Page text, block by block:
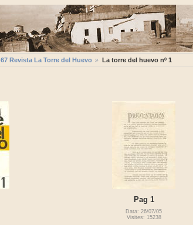
67 Revista La Torre del Huevo La torre del huevo nº 1
Pag 1
Data: 26/07/05
Visites: 15238